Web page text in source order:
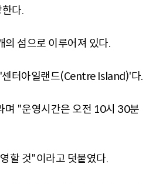
다.
섬으로 이루어져 있다.
센터아일랜드(Centre Island)'다.
며 "운영시간은 오전 10시 30분
할 것"이라고 덧붙였다.